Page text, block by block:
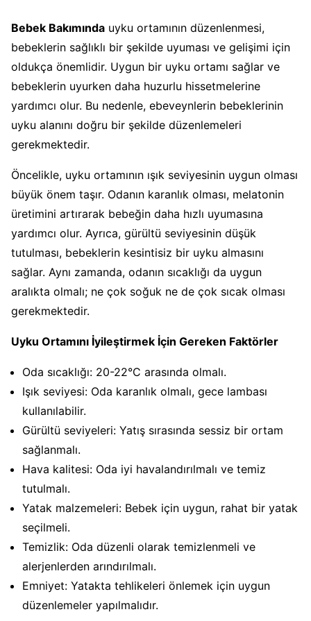
Bebek Bakımında uyku ortamının düzenlenmesi,
bebeklerin sağlıklı bir şekilde uyuması ve gelişimi için
oldukça önemlidir. Uygun bir uyku ortamı sağlar ve
bebeklerin uyurken daha huzurlu hissetmelerine
yardımcı olur. Bu nedenle, ebeveynlerin bebeklerinin
uyku alanını doğru bir şekilde düzenlemeleri
gerekmektedir.
Öncelikle, uyku ortamının ışık seviyesinin uygun olması
büyük önem taşır. Odanın karanlık olması, melatonin
üretimini artırarak bebeğin daha hızlı uyumasına
yardımcı olur. Ayrıca, gürültü seviyesinin düşük
tutulması, bebeklerin kesintisiz bir uyku almasını
sağlar. Aynı zamanda, odanın sıcaklığı da uygun
aralıkta olmalı; ne çok soğuk ne de çok sıcak olması
gerekmektedir.
Uyku Ortamını İyileştirmek İçin Gereken Faktörler
Oda sıcaklığı: 20-22°C arasında olmalı.
Işık seviyesi: Oda karanlık olmalı, gece lambası
kullanılabilir.
Gürültü seviyeleri: Yatış sırasında sessiz bir ortam
sağlanmalı.
Hava kalitesi: Oda iyi havalandırılmalı ve temiz
tutulmalı.
Yatak malzemeleri: Bebek için uygun, rahat bir yatak
seçilmeli.
Temizlik: Oda düzenli olarak temizlenmeli ve
alerjenlerden arındırılmalı.
Emniyet: Yatakta tehlikeleri önlemek için uygun
düzenlemeler yapılmalıdır.